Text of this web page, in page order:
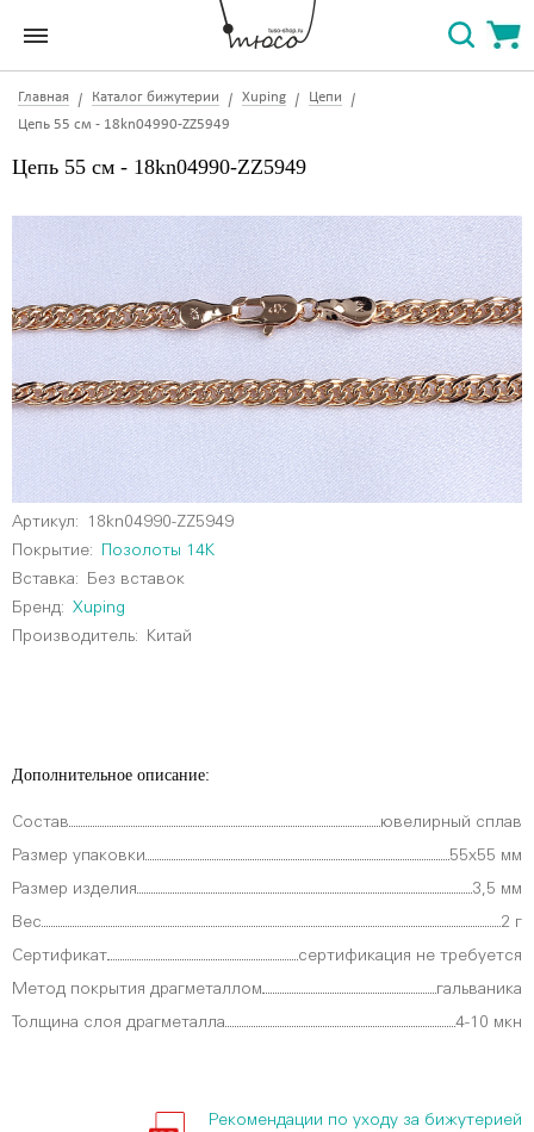
Главная Каталог бижутерии Xuping
Цепи
Цепь 55 см - 18kn04990-ZZ5949
Цепь 55 см - 18kn04990-ZZ5949
Артикул:
18kn04990-ZZ5949
Покрытие:
Позолоты 14К
Вставка: Без вставок
Бренд:
Xuping
Производитель: Китай
Дополнительное описание:
Состав ювелирный сплав
Размер упаковки 55х55 мм
Размер изделия 3,5 мм
Вес 2 г
Сертификат сертификация не требуется
Метод покрытия драгметаллом гальваника
Толщина слоя драгметалла 4-10 мкн
Рекомендации по уходу за бижутерией